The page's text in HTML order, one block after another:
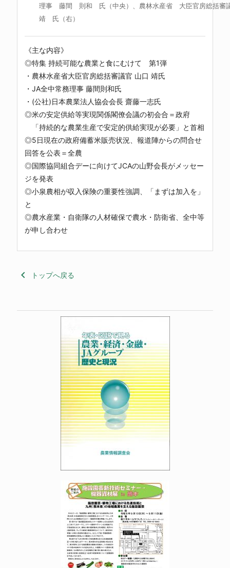
理事 藤間 則和 氏（中央）、農林水産省 大臣官房総括
靖 氏（右）
《主な内容》
◎特集 持続可能な農業と食にむけて 第1弾
・農林水産省大臣官房総括審議官 山口 靖氏
・JA全中常務理事 藤間則和氏
・(公社)日本農業法人協会会長 齋藤一志氏
◎米の安定供給等実現関係閣僚会議の初会合＝政府
「持続的な農業生産で安定的供給実現が必要」と首相
◎5日現在の政府備蓄米販売状況、報道陣からの問合せ
回答を公表＝全農
◎国際協同組合デーに向けてJCAの山野会長がメッセー
ジを発表
◎小泉農相が収入保険の重要性強調、「まずは加入を」
と
◎農水産業・自衛隊の人材確保で農水・防衛省、全中等
が申し合わせ
keyboard_arrow_left トップへ戻る